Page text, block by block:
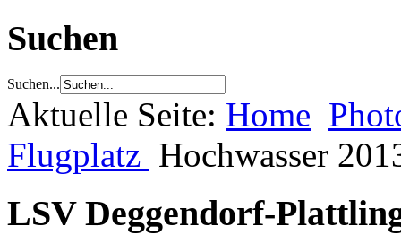
Suchen
Suchen...
Aktuelle Seite: Home
Flugplatz Hochwasser
LSV Deggendorf-